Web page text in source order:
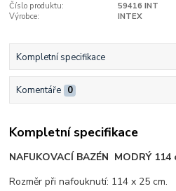
Číslo produktu:
59416 INT
Výrobce:
INTEX
Kompletní specifikace
Komentáře 0
Kompletní specifikace
NAFUKOVACÍ BAZÉN MODRÝ 114
Rozměr při nafouknutí: 114 x 25 cm.